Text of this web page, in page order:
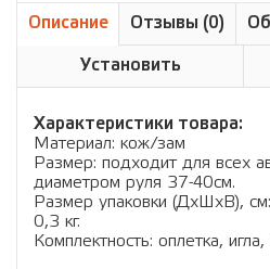
Описание Отзывы (0)
Установить
Характеристики товара:
Материал: кож/зам
Размер: подходит для всех
диаметром руля 37-40см.
Размер упаковки (ДхШхВ),
0,3 кг.
Комплектность: оплетка, игла,